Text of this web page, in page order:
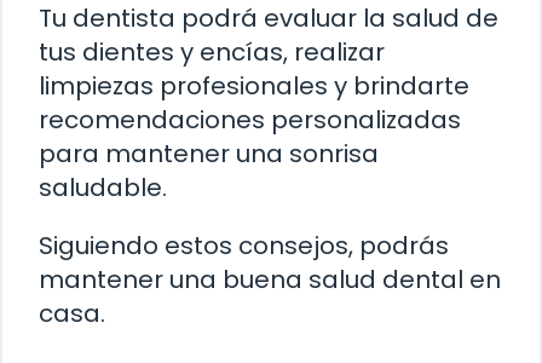
Tu dentista podrá evaluar la salud de
tus dientes y encías, realizar
limpiezas profesionales y brindarte
recomendaciones personalizadas
para mantener una sonrisa
saludable.
Siguiendo estos consejos, podrás
mantener una buena salud dental en
casa.